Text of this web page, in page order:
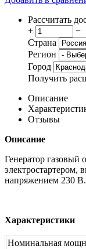
Рассчитать
+
−
Страна
Регион
Город
Получить
Описание
Отзывы
Описание
Генератор
напряжением 230 В.
Характеристики
Номинальная